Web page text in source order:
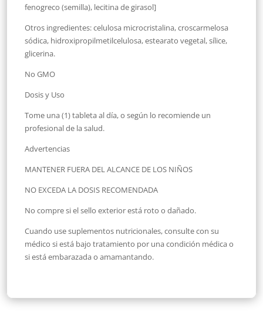
fenogreco (semilla), lecitina de girasol]
Otros ingredientes: celulosa microcristalina, croscarmelosa
sódica, hidroxipropilmetilcelulosa, estearato vegetal, sílice,
glicerina.
No GMO
Dosis y Uso
Tome una (1) tableta al día, o según lo recomiende un
profesional de la salud.
Advertencias
MANTENER FUERA DEL ALCANCE DE LOS NIÑOS
NO EXCEDA LA DOSIS RECOMENDADA
No compre si el sello exterior está roto o dañado.
Cuando use suplementos nutricionales, consulte con su
médico si está bajo tratamiento por una condición médica o
si está embarazada o amamantando.